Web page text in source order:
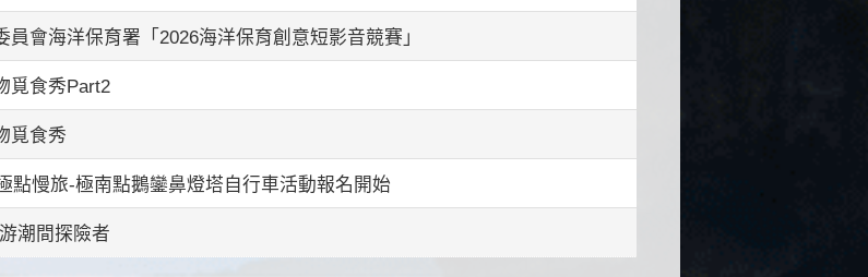
員會海洋保育署「2026海洋保育創意短影音競賽」
覓食秀Part2
覓食秀
點慢旅-極南點鵝鑾鼻燈塔自行車活動報名開始
潮間探險者